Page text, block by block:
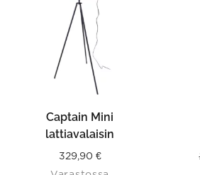
Captain Mini
lattiavalaisin
329,90 €